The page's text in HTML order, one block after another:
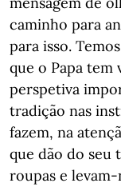
caminho para
para isso.
que o Papa tem
perspetiva
tradição nas
fazem, na
que dão do seu
roupas e levam-